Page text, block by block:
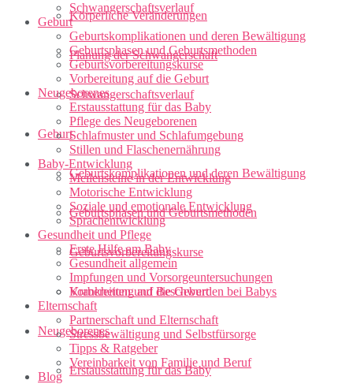
Körperliche Veränderungen
Planung der Schwangerschaft
Schwangerschaftsverlauf
Geburt
Geburtskomplikationen und deren Bewältigung
Geburtsphasen und Geburtsmethoden
Geburtsvorbereitungskurse
Vorbereitung auf die Geburt
Neugeborenes
Erstausstattung für das Baby
Schwangerschaftsverlauf
Geburt
Geburtskomplikationen und deren Bewältigung
Geburtsphasen und Geburtsmethoden
Geburtsvorbereitungskurse
Vorbereitung auf die Geburt
Neugeborenes
Erstausstattung für das Baby
Pflege des Neugeborenen
Schlafmuster und Schlafumgebung
Stillen und Flaschenernährung
Baby-Entwicklung
Meilensteine in der Entwicklung
Motorische Entwicklung
Soziale und emotionale Entwicklung
Sprachentwicklung
Gesundheit und Pflege
Erste Hilfe am Baby
Gesundheit allgemein
Impfungen und Vorsorgeuntersuchungen
Krankheiten und Beschwerden bei Babys
Elternschaft
Partnerschaft und Elternschaft
Stressbewältigung und Selbstfürsorge
Tipps & Ratgeber
Vereinbarkeit von Familie und Beruf
Blog